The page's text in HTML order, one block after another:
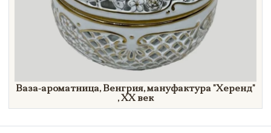
Ваза-ароматница, Венгрия, мануфактура"Херенд"
,XX век